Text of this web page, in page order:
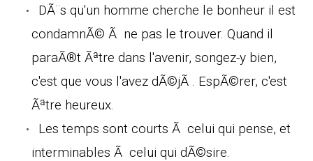
DÃ¨s qu'un homme cherche le bonheur il est
condamnÃ© Ã ne pas le trouver. Quand il
paraÃ®t Ãªtre dans l'avenir, songez-y bien,
c'est que vous l'avez dÃ©jÃ . EspÃ©rer, c'est
Ãªtre heureux.
Les temps sont courts Ã celui qui pense, et
interminables Ã celui qui dÃ©sire.